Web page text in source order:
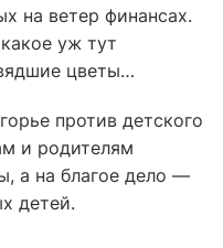
на ветер финансах.
уж тут
цветы…
против детского
и родителям
а на благое дело —
детей.